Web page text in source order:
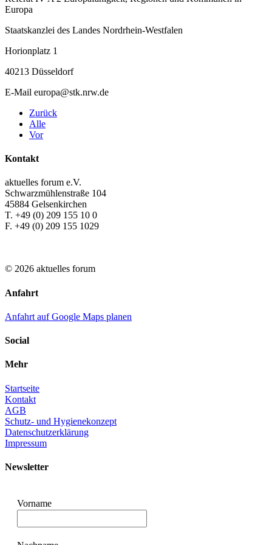
Europa
Staatskanzlei des Landes Nordrhein-Westfalen
Horionplatz 1
40213 Düsseldorf
E-Mail europa@stk.nrw.de
Zurück
Alle
Vor
Kontakt
aktuelles forum e.V.
Schwarzmühlenstraße 104
45884 Gelsenkirchen
T. +49 (0) 209 155 10 0
F. +49 (0) 209 155 1029
© 2026 aktuelles forum
Anfahrt
Anfahrt auf Google Maps planen
Social
Mehr
Startseite
Kontakt
AGB
Schutz- und Hygienekonzept
Datenschutzerklärung
Impressum
Newsletter
Vorname